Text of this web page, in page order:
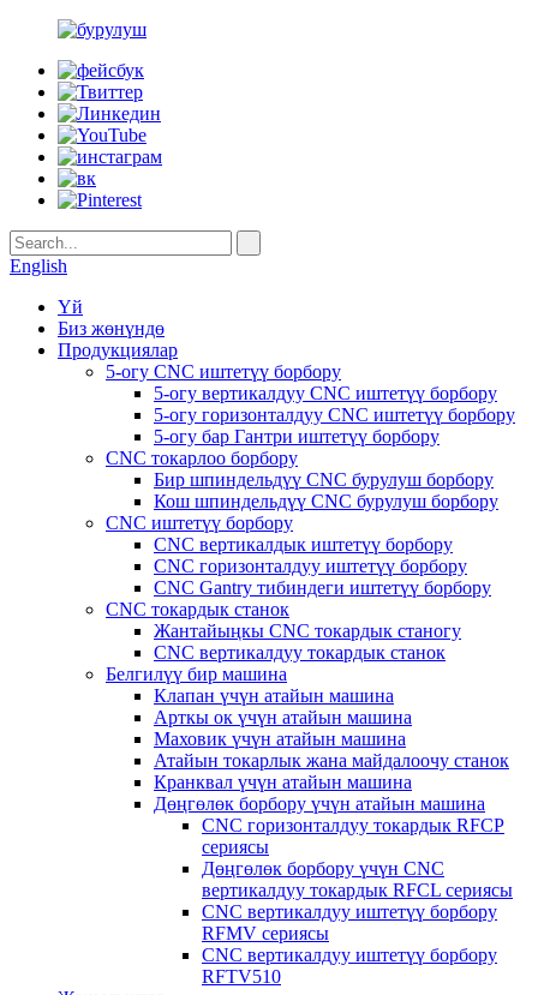
English
Үй
Биз жөнүндө
Продукциялар
5-огу CNC иштетүү борбору
5-огу вертикалдуу CNC иштетүү борбору
5-огу горизонталдуу CNC иштетүү борбору
5-огу бар Гантри иштетүү борбору
CNC токарлоо борбору
Бир шпиндельдүү CNC бурулуш борбору
Кош шпиндельдүү CNC бурулуш борбору
CNC иштетүү борбору
CNC вертикалдык иштетүү борбору
CNC горизонталдуу иштетүү борбору
CNC Gantry тибиндеги иштетүү борбору
CNC токардык станок
Жантайыңкы CNC токардык станогу
CNC вертикалдуу токардык станок
Белгилүү бир машина
Клапан үчүн атайын машина
Арткы ок үчүн атайын машина
Маховик үчүн атайын машина
Атайын токарлык жана майдалоочу станок
Кранквал үчүн атайын машина
Дөңгөлөк борбору үчүн атайын машина
CNC горизонталдуу токардык RFCP
сериясы
Дөңгөлөк борбору үчүн CNC
вертикалдуу токардык RFCL сериясы
CNC вертикалдуу иштетүү борбору
RFMV сериясы
CNC вертикалдуу иштетүү борбору
RFTV510